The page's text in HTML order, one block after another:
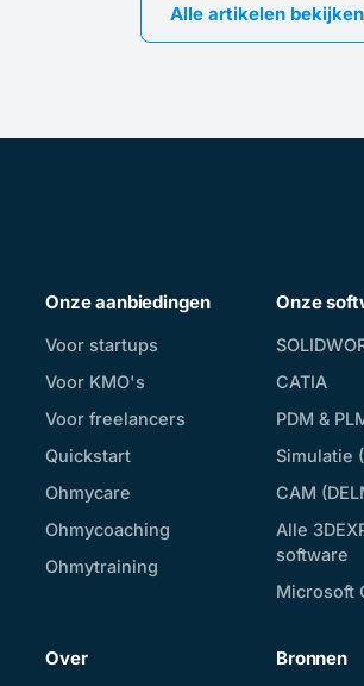
Alle artikelen bekijken
Onze aanbiedingen
Voor startups
Voor KMO's
Voor freelancers
Quickstart
Ohmycare
Ohmycoaching
Ohmytraining
Onze
CATIA
PDM &
Simulatie
CAM
Alle
software
Microsoft
Over Bronnen